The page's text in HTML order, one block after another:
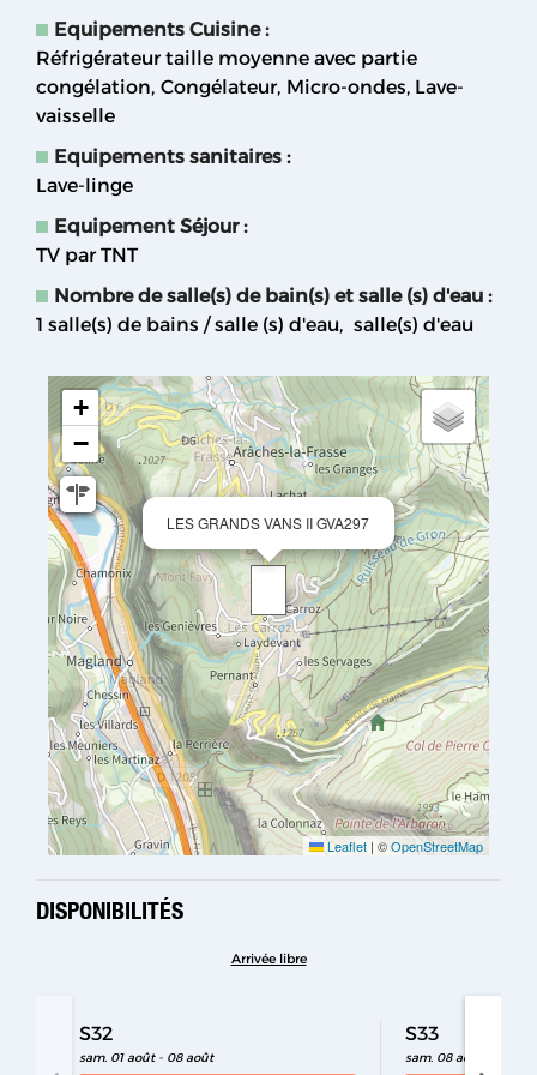
Equipements Cuisine:
Réfrigérateur taille moyenne avec partie
congélation Congélateur Micro-ondes Lave-
vaisselle
Equipements sanitaires :
Lave-linge
Equipement Séjour:
TV par TNT
Nombre de salle(s) de bain(s) et salle (s) d'eau :
1 salle(s) de bains / salle (s) d'eau salle(s) d'eau
LES GRANDS VANS II GVA297
+
−
Leaflet | ©OpenStreetMap
DISPONIBILITÉS
Arrivée libre
S32
sam. 01 août - 08 août
S33
sam. 08 août - 15 août